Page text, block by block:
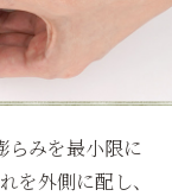
らみを最小限に
を外側に配し、